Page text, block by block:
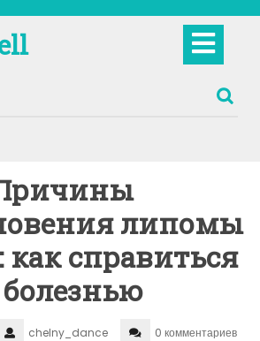
липомы
как справиться
болезнью
chelny_dance 0 комментариев